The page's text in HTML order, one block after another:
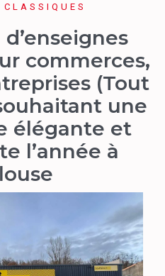
commerces,
(Tout
une
élégante et
l’année à